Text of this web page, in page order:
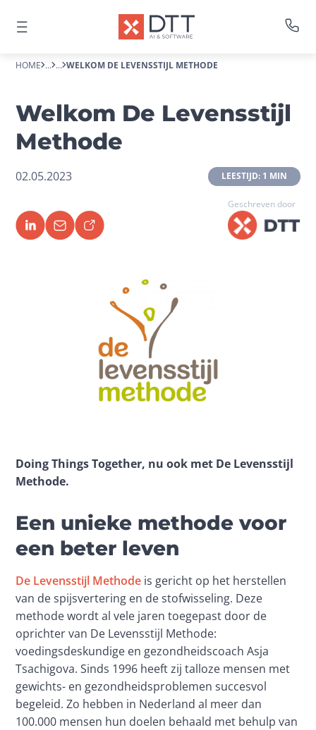
HOME ... ... WELKOM DE LEVENSSTIJL METHODE
Welkom De Levensstijl
Methode
02.05.2023 LEESTIJD: 1 MIN
Geschreven door
Doing Things Together, nu ook met De Levensstijl
Methode.
Een unieke methode voor
een beter leven
De Levensstijl Methode is gericht op het herstellen
van de spijsvertering en de stofwisseling. Deze
methode wordt al vele jaren toegepast door de
oprichter van De Levensstijl Methode:
voedingsdeskundige en gezondheidscoach Asja
Tsachigova. Sinds 1996 heeft zij talloze mensen met
gewichts- en gezondheidsproblemen succesvol
begeleid. Zo hebben in Nederland al meer dan
100.000 mensen hun doelen behaald met behulp van